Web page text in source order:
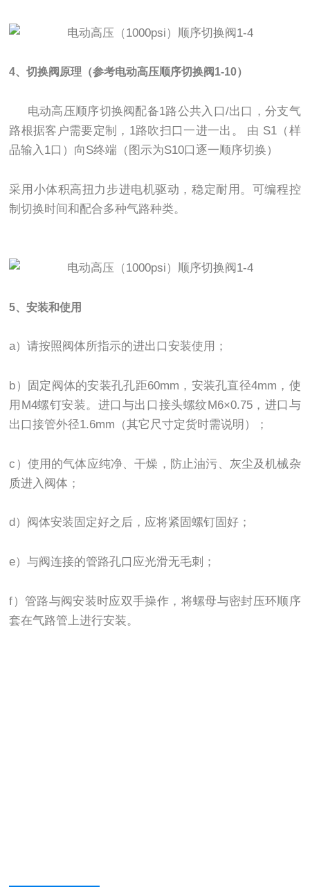
4、切换阀原理 （参考电动高压顺序切换阀1-10）
电动高压顺序切换阀配备1路公共入口/出口，分支气
路根据客户需要定制，1路吹扫口一进一出。
由 S1（样
品输入1口）向S终端（图示为S10口逐一顺序切换）
采用小体积高扭力步进电机驱动，稳定耐用。可编程控
制切换时间和配合多种气路种类。
5、安装和使用
a）请按照阀体所指示的进出口安装使用；
b）固定阀体的安装孔孔距60mm，安装孔直径4mm，使
用M4螺钉安装。进口与出口接头螺纹M6×0.75，进口与
出口接管外径1.6mm（其它尺寸定货时需说明）；
c）使用的气体应纯净、干燥，防止油污、灰尘及机械杂
质进入阀体；
d）阀体安装固定好之后，应将紧固螺钉固好；
e）与阀连接的管路孔口应光滑无毛刺；
f）管路与阀安装时应双手操作，将螺母与密封压环顺序
套在气路管上进行安装。